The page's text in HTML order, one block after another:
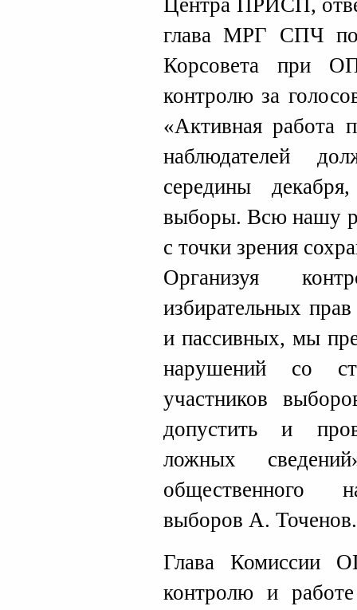
Центра ПРИСП,
глава МРГ СПЧ по
Корсовета при
контролю за
«Активная работа
наблюдателей
середины
выборы. Всю нашу
с точки зрения
Организуя
избирательных
и пассивных, мы
нарушений со
участников
допустить и
ложных
общественного
выборов А. Точенов.
Глава Комиссии
контролю и